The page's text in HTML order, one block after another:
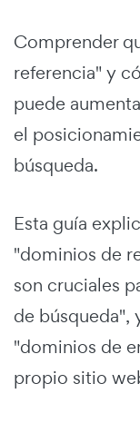
Comprender
referencia" y
puede
el
búsqueda.
Esta guía
"dominios de
son cruciales
de búsqueda",
"dominios de
propio sitio